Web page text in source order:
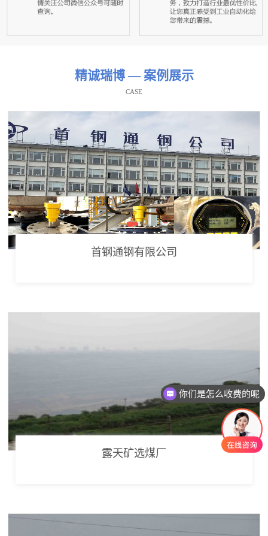
精诚瑞博 — 案例展示
CASE
首钢通钢有限公司
露天矿选煤厂
你们是怎么收费的呢